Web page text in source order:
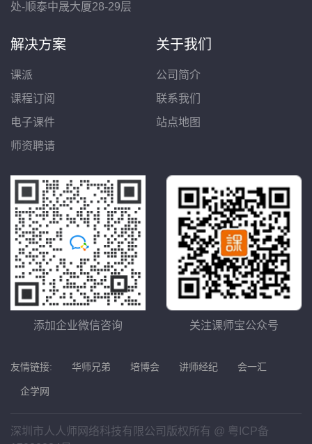
处-顺泰中晟大厦28-29层
解决方案
课派
课程订阅
电子课件
师资聘请
关于我们
公司简介
联系我们
站点地图
添加企业微信咨询 关注课师宝公众号
友情链接: 华师兄弟 培博会 讲师经纪 会一汇
企学网
深圳市人人师网络科技有限公司版权所有 @ 粤ICP备